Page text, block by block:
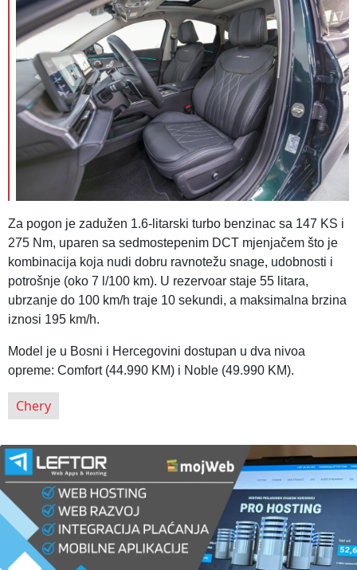
Za pogon je zadužen 1.6-litarski turbo benzinac sa 147 KS i
275 Nm, uparen sa sedmostepenim DCT mjenjačem što je
kombinacija koja nudi dobru ravnotežu snage, udobnosti i
potrošnje (oko 7 l/100 km). U rezervoar staje 55 litara,
ubrzanje do 100 km/h traje 10 sekundi, a maksimalna brzina
iznosi 195 km/h.
Model je u Bosni i Hercegovini dostupan u dva nivoa
opreme: Comfort (44.990 KM) i Noble (49.990 KM).
Chery